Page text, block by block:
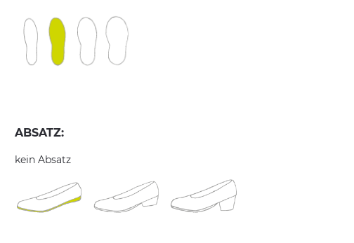
ABSATZ:
kein Absatz